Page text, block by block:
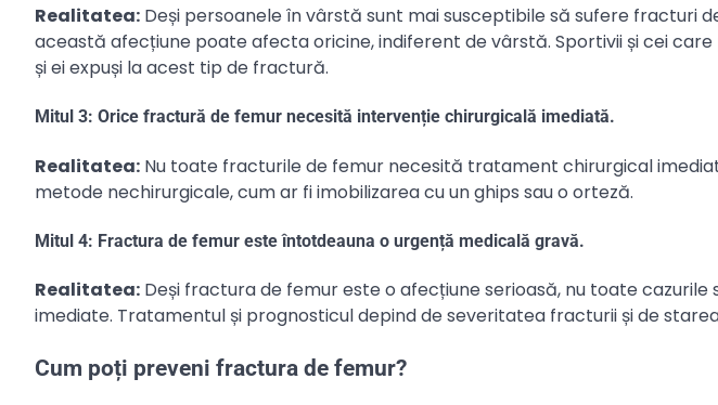
Realitatea: Deși persoanele în vârstă sunt mai susceptibile să sufere fracturi
această afecțiune poate afecta oricine, indiferent de vârstă. Sportivii și cei
și ei expuși la acest tip de fractură.
Mitul 3: Orice fractură de femur necesită intervenție chirurgicală imediată.
Realitatea: Nu toate fracturile de femur necesită tratament chirurgical
metode nechirurgicale, cum ar fi imobilizarea cu un ghips sau o orteză.
Mitul 4: Fractura de femur este întotdeauna o urgență medicală gravă.
Realitatea: Deși fractura de femur este o afecțiune serioasă, nu toate
imediate. Tratamentul și prognosticul depind de severitatea fracturii și de
Cum poți preveni fractura de femur?